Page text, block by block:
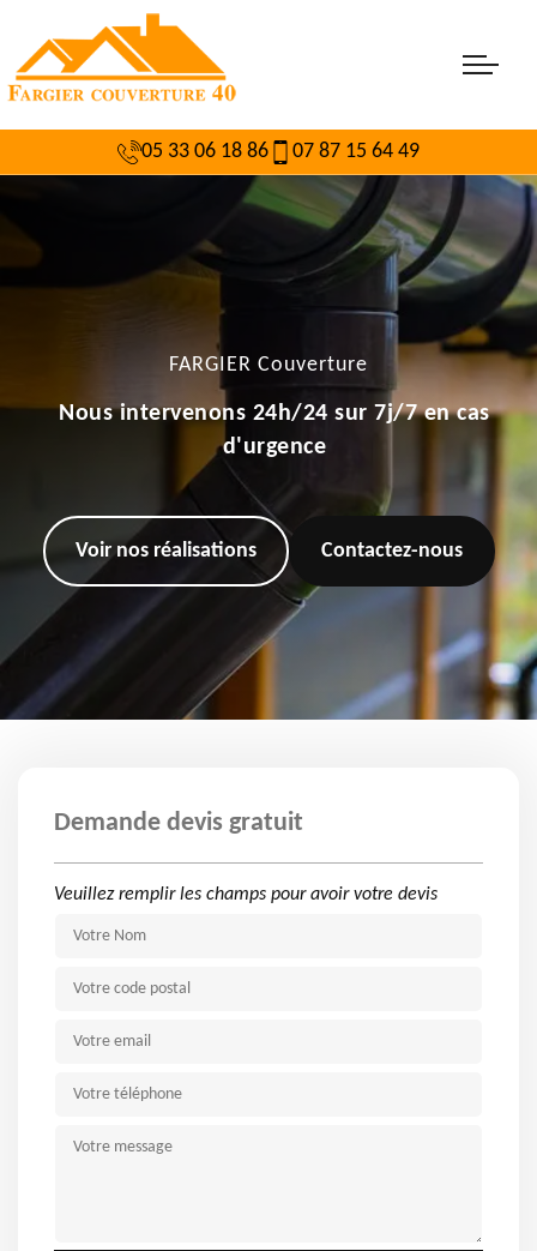
05 33 06 18 86 07 87 15 64 49
FARGIER Couverture
Nous intervenons 24h/24 sur 7j/7 en cas
d'urgence
Voir nos réalisations Contactez-nous
Demande devis gratuit
Veuillez remplir les champs pour avoir votre devis